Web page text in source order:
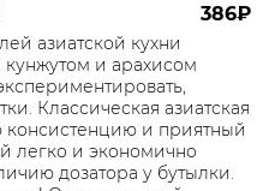
386₽
азиатской кухни
и арахисом
Классическая азиатская
и приятный
легко и экономично
дозатора у бутылки.